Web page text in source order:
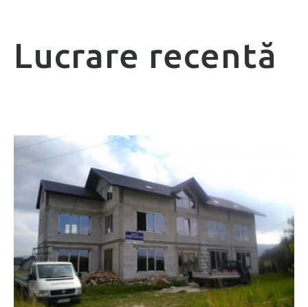
Lucrare recentă